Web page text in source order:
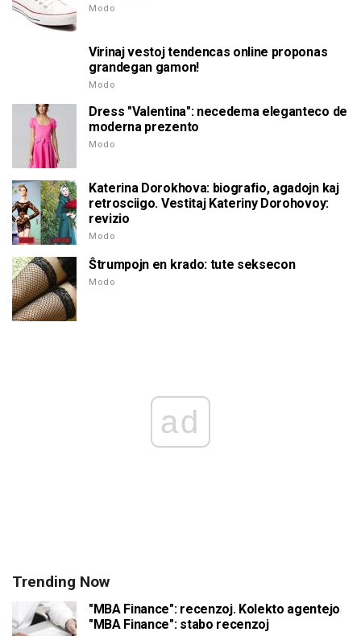
Modo
Virinaj vestoj tendencas online proponas
grandegan gamon!
Modo
Dress "Valentina": necedema eleganteco de
moderna prezento
Modo
Katerina Dorokhova: biografio, agadojn kaj
retrosciigo. Vestitaj Kateriny Dorohovoy:
revizio
Modo
Ŝtrumpojn en krado: tute seksecon
Modo
ad
Trending Now
"MBA Finance": recenzoj. Kolekto agentejo
"MBA Finance": stabo recenzoj